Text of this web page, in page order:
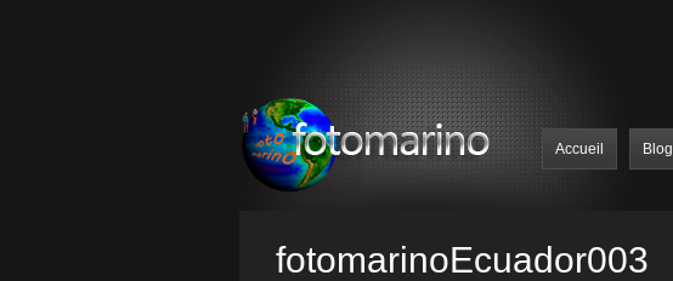
Accueil Blog
fotomarinoEcuador003